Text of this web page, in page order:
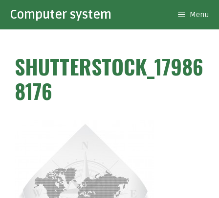
contenu
Computer system Menu
SHUTTERSTOCK_17986
8176